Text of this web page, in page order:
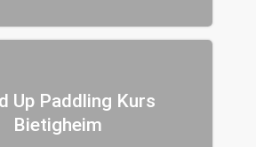
Up Paddling Kurs
Bietigheim